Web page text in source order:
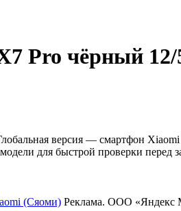
Pro чёрный 12/
версия — смартфон
для быстрой проверки перед
(Сяоми) Реклама. ООО «Яндекс